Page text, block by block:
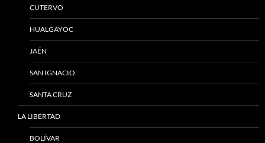
CUTERVO
HUALGAYOC
JAÉN
SAN IGNACIO
SANTA CRUZ
LA LIBERTAD
BOLÍVAR